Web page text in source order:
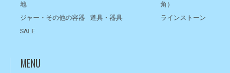
地
角）
ジャー・その他の容器 道具・器具 ラインストーン
SALE
MENU